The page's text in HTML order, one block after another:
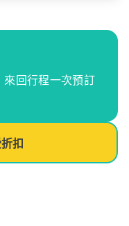
回行程一次預訂
扣